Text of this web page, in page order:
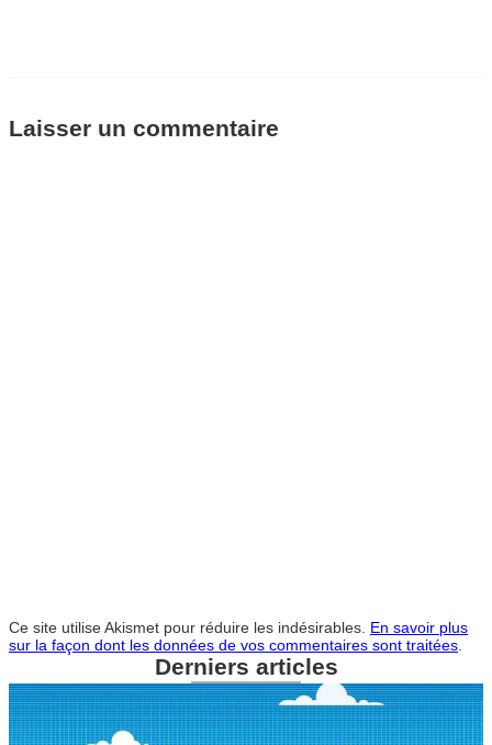
Laisser un commentaire
Ce site utilise Akismet pour réduire les indésirables. En savoir plus
sur la façon dont les données de vos commentaires sont traitées
Derniers articles